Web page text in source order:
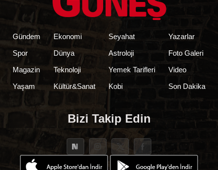
Gündem
Spor
Magazin
Yaşam
Ekonomi
Dünya
Teknoloji
Kültür&Sanat
Seyahat
Astroloji
Yemek Tarifleri
Kobi
Yazarlar
Foto Galeri
Video
Son Dakika
Bizi Takip Edin